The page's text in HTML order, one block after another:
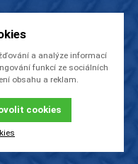
a analýze informací
funkcí ze sociálních
obsahu a reklam.
cookies